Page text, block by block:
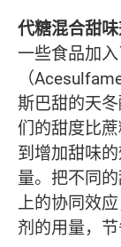
代糖混合甜
一些食品加
（
斯巴甜的天
们的甜度比
到增加甜味
量。把不同
上的协同效
剂的用量，节